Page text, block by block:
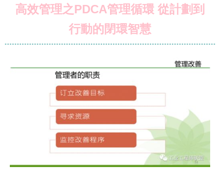
高效管理之PDCA管理循環 從計劃到
行動的閉環智慧